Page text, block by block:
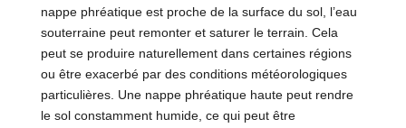
nappe phréatique est proche de la surface du sol, l’eau
souterraine peut remonter et saturer le terrain. Cela
peut se produire naturellement dans certaines régions
ou être exacerbé par des conditions météorologiques
particulières. Une nappe phréatique haute peut rendre
le sol constamment humide, ce qui peut être